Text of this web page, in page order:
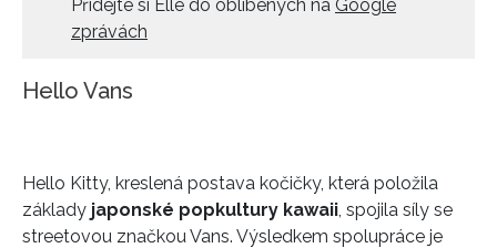
Přidejte si Elle do oblíbených na Google
zprávách
Hello Vans
Hello Kitty, kreslená postava kočičky, která položila
základy japonské popkultury kawaii , spojila síly se
streetovou značkou Vans. Výsledkem spolupráce je